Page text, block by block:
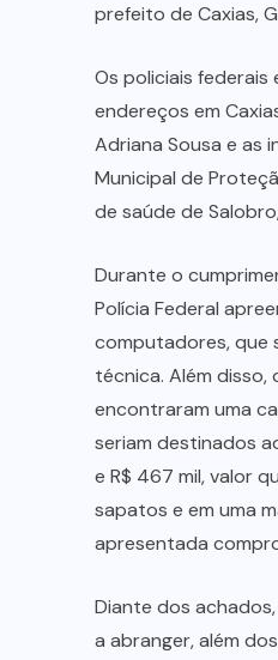
prefeito de Caxias,
Os policiais federais
endereços em
Adriana Sousa e as
Municipal de
de saúde de
Durante o
Polícia Federal
computadores, que
técnica. Além disso,
encontraram uma
seriam destinados
e R$ 467 mil, valor
sapatos e em uma
apresentada
Diante dos
a abranger, além